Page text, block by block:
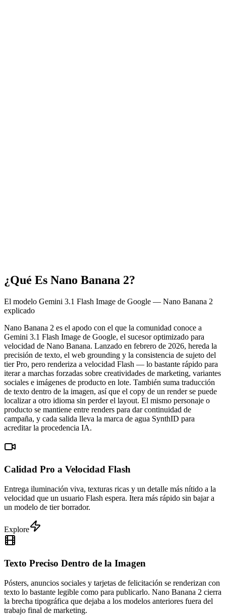
¿Qué Es Nano Banana 2?
El modelo Gemini 3.1 Flash Image de Google — Nano Banana 2
explicado
Nano Banana 2 es el apodo con el que la comunidad conoce a
Gemini 3.1 Flash Image de Google, el sucesor optimizado para
velocidad de Nano Banana. Lanzado en febrero de 2026, hereda la
precisión de texto, el web grounding y la consistencia de sujeto del
tier Pro, pero renderiza a velocidad Flash — lo bastante rápido para
iterar a marchas forzadas sobre creatividades de marketing, variantes
sociales e imágenes de producto en lote. También suma traducción
de texto dentro de la imagen, así que el copy de un render se puede
localizar a otro idioma sin perder el layout. El mismo personaje o
producto se mantiene entre renders para dar continuidad de
campaña, y cada salida lleva la marca de agua SynthID para
acreditar la procedencia IA.
Calidad Pro a Velocidad Flash
Entrega iluminación viva, texturas ricas y un detalle más nítido a la
velocidad que un usuario Flash espera. Itera más rápido sin bajar a
un modelo de tier borrador.
Explore
Texto Preciso Dentro de la Imagen
Pósters, anuncios sociales y tarjetas de felicitación se renderizan con
texto lo bastante legible como para publicarlo. Nano Banana 2 cierra
la brecha tipográfica que dejaba a los modelos anteriores fuera del
trabajo final de marketing.